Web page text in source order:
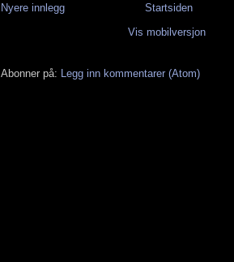
Nyere innlegg
Startsiden
Vis mobilversjon
Abonner på: Legg inn kommentarer (Atom)